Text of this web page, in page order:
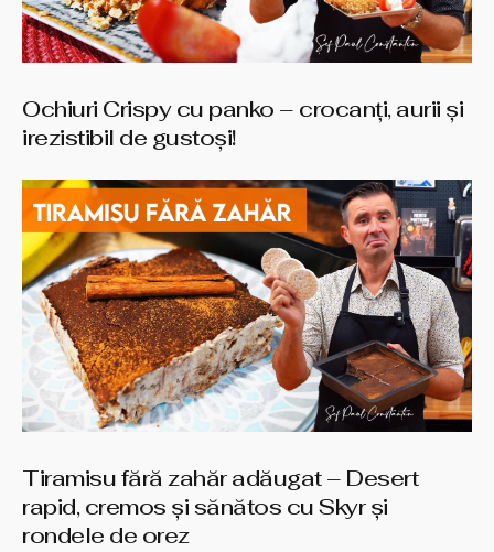
Ochiuri Crispy cu panko – crocanți, aurii și
irezistibil de gustoși!
Tiramisu fără zahăr adăugat – Desert
rapid, cremos și sănătos cu Skyr și
rondele de orez